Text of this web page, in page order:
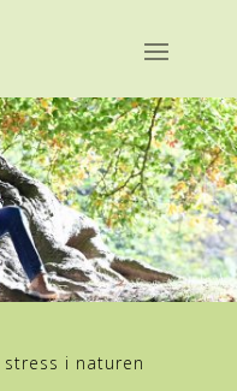
i naturen